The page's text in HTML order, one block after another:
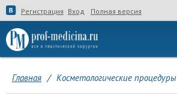
Регистрация Вход Полная версия
Главная / Косметологические процедуры